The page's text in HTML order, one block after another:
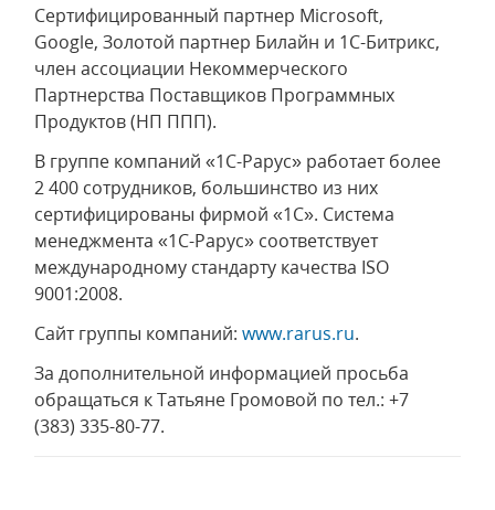
Сертифицированный партнер Microsoft,
Google, Золотой партнер Билайн и 1С-Битрикс,
член ассоциации Некоммерческого
Партнерства Поставщиков Программных
Продуктов (НП ППП).
В группе компаний «1С-Рарус» работает более
2 400 сотрудников, большинство из них
сертифицированы фирмой «1С». Система
менеджмента «1С-Рарус» соответствует
международному стандарту качества ISO
9001:2008.
Сайт группы компаний: www.rarus.ru.
За дополнительной информацией просьба
обращаться к Татьяне Громовой по тел.: +7
(383) 335-80-77.